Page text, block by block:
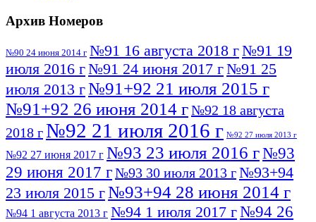
Архив Номеров
№90 24 июня 2014 г №91 16 августа 2018 г№91 19
июля 2016 г№91 24 июня 2017 г№91 25
июля 2013 г№91+92 21 июля 2015 г
№91+92 26 июня 2014 г№92 18 августа
2018 г№92 21 июля 2016 г №92 27 июля 2013 г
№92 27 июня 2017 г №93 23 июля 2016 г№93
29 июня 2017 г№93 30 июля 2013 г№93+94
23 июля 2015 г№93+94 28 июня 2014 г
№94 1 августа 2013 г №94 1 июля 2017 г№94 26